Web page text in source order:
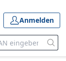
Anmelden